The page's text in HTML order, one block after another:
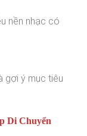
nền nhạc có
gợi ý mục tiêu
Di Chuyển